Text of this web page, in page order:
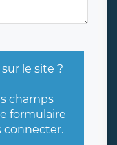
le site ?
champs
le formulaire
connecter.